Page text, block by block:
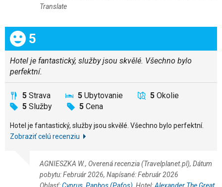
Translate
Celkom:
5
Hotel je fantastický, služby jsou skvělé. Všechno bylo
perfektní.
5 Strava 5 Ubytovanie 5 Okolie
5 Služby 5 Cena
Hotel je fantastický, služby jsou skvělé. Všechno bylo perfektní.
Zobraziť celú recenziu
AGNIESZKA W., Overená recenzia (Travelplanet.pl), Dátum
pobytu: Február 2026, Napísané: Február 2026